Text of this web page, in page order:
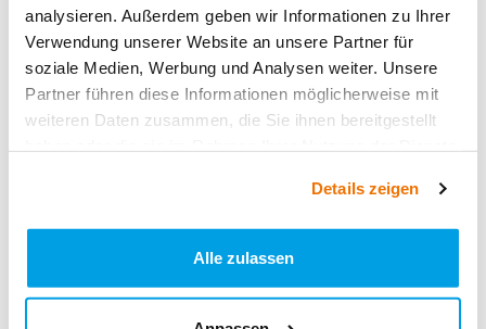
analysieren. Außerdem geben wir Informationen zu Ihrer
Verwendung unserer Website an unsere Partner für
soziale Medien, Werbung und Analysen weiter. Unsere
Partner führen diese Informationen möglicherweise mit
weiteren Daten zusammen, die Sie ihnen bereitgestellt
Details zeigen
Alle zulassen